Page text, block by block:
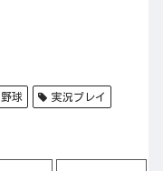
球 実況プレイ